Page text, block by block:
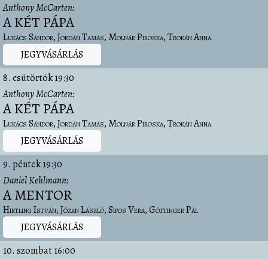
Anthony McCarten
A KÉT PÁPA
Lukács Sándor Jordán Tamás Molnár Piroska Trokán Anna
JEGYVÁSÁRLÁS
8. csütörtök19:30
Anthony McCarten
A KÉT PÁPA
Lukács Sándor Jordán Tamás Molnár Piroska Trokán Anna
JEGYVÁSÁRLÁS
9. péntek19:30
Daniel Kehlmann
A MENTOR
Hirtling István Józan László Sipos Vera Göttinger Pál
JEGYVÁSÁRLÁS
10. szombat16:00